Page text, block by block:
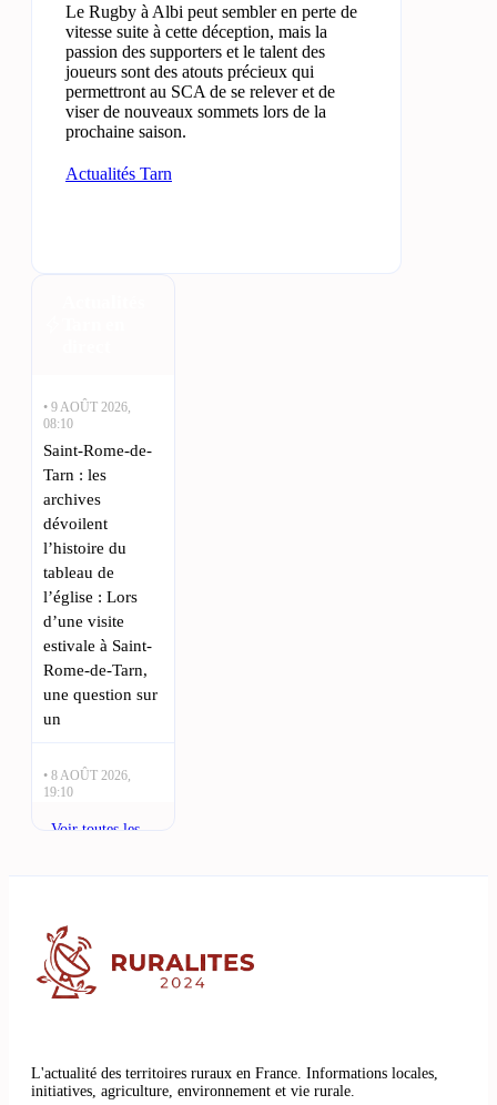
Le Rugby à Albi peut sembler en perte de
vitesse suite à cette déception, mais la
passion des supporters et le talent des
joueurs sont des atouts précieux qui
permettront au SCA de se relever et de
viser de nouveaux sommets lors de la
prochaine saison.
Actualités Tarn
• 9 AOÛT 2026,
08:10
Saint-Rome-de-
Tarn : les
archives
dévoilent
l’histoire du
tableau de
l’église : Lors
d’une visite
estivale à Saint-
Rome-de-Tarn,
une question sur
un
• 8 AOÛT 2026,
19:10
Légende vivante
du Tarn, Jean
Jaurès reste une
• 8 AOÛT 2026,
Voir toutes les
L'actualité des territoires ruraux en France. Informations locales,
initiatives, agriculture, environnement et vie rurale.